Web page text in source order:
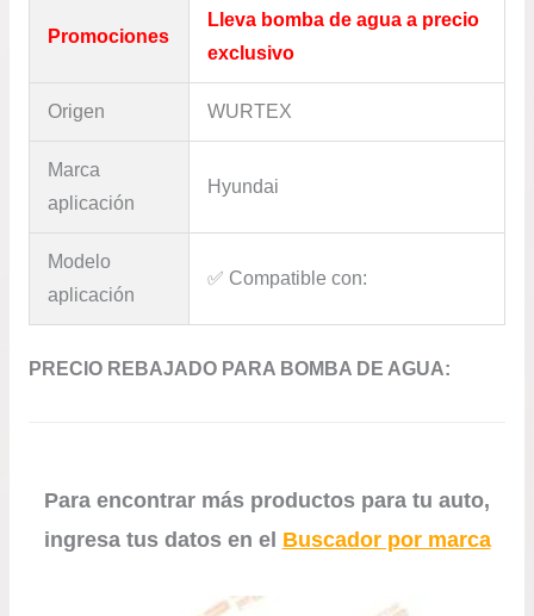
Promociones
Lleva bomba de agua a precio
exclusivo
Origen WURTEX
Marca
aplicación
Hyundai
Modelo
aplicación
✅​ Compatible con:
PRECIO REBAJADO PARA BOMBA DE AGUA:
Para encontrar más productos para tu auto,
ingresa tus datos en el Buscador por marca